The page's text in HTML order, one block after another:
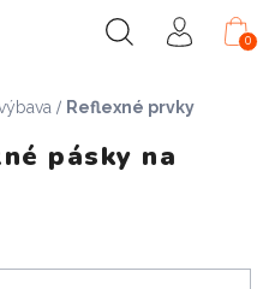
0
/ Reflexné prvky
pásky na